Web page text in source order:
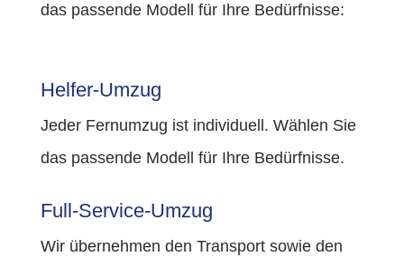
das passende Modell für Ihre Bedürfnisse:
Helfer-Umzug
Jeder Fernumzug ist individuell. Wählen Sie
das passende Modell für Ihre Bedürfnisse.
Full-Service-Umzug
Wir übernehmen den Transport sowie den